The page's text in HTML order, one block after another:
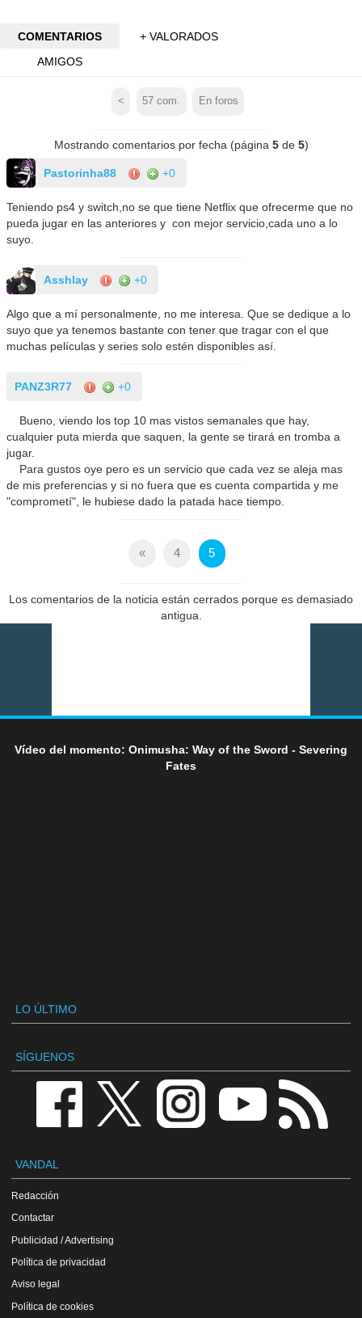
COMENTARIOS
+ VALORADOS
AMIGOS
< 57 com. En foros
Mostrando comentarios por fecha (página 5de 5)
Pastorinha88 +0
Teniendo ps4 y switch,no se que tiene Netflix que ofrecerme que no
pueda jugar en las anteriores y con mejor servicio,cada uno a lo
suyo.
Asshlay +0
Algo que a mí personalmente, no me interesa. Que se dedique a lo
suyo que ya tenemos bastante con tener que tragar con el que
muchas películas y series solo estén disponibles así.
PANZ3R77 +0
Bueno, viendo los top 10 mas vistos semanales que hay,
cualquier puta mierda que saquen, la gente se tirará en tromba a
jugar.
Para gustos oye pero es un servicio que cada vez se aleja mas
de mis preferencias y si no fuera que es cuenta compartida y me
"comprometí", le hubiese dado la patada hace tiempo.
« 4 5
Los comentarios de la noticia están cerrados porque es demasiado
antigua.
Vídeo del momento: Onimusha: Way of the Sword - Severing
Fates
LO ÚLTIMO
SÍGUENOS
VANDAL
Redacción
Contactar
Publicidad / Advertising
Política de privacidad
Aviso legal
Política de cookies